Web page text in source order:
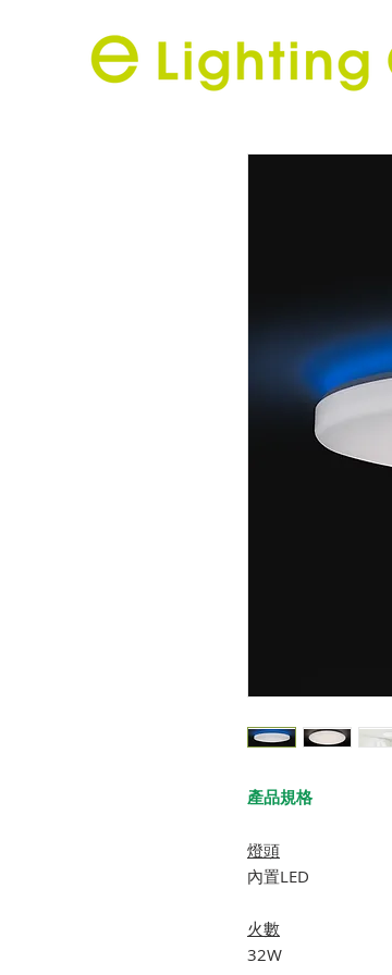
產品規格
燈頭
內置LED
火數
32W